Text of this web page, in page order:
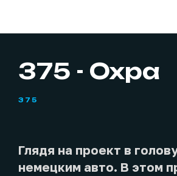
375 - Охра
375
Глядя на проект в
немецким авто. В этом